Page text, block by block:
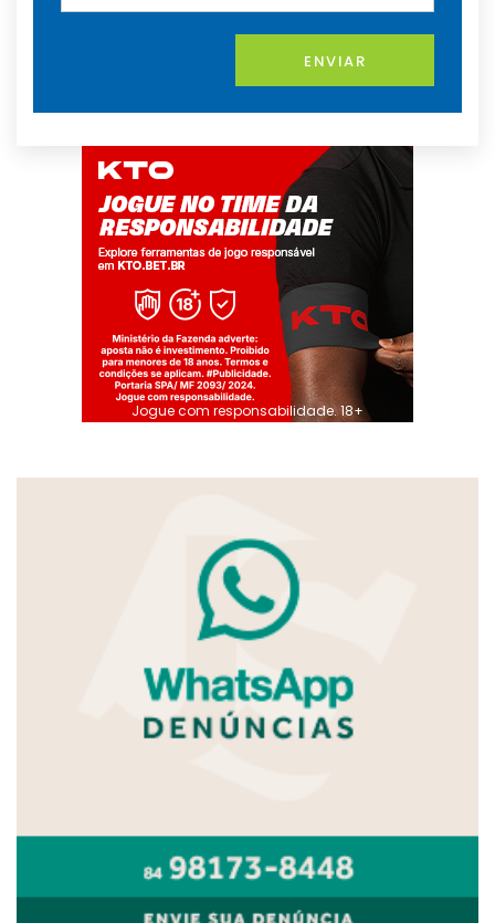
ENVIAR
Jogue com responsabilidade. 18+